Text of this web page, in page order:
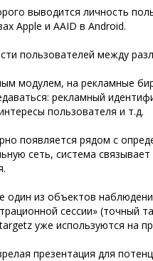
выводится личность
Apple и AAID в Android.
пользователей между
модулем, на рекламные
рекламный
пользователя и т.д.
появляется рядом с
сеть, система
один из объектов
сессии» (точный
уже используются на
презентация для